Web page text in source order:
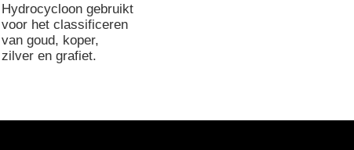
Hydrocycloon gebruikt
voor het classificeren
van goud, koper,
zilver en grafiet.